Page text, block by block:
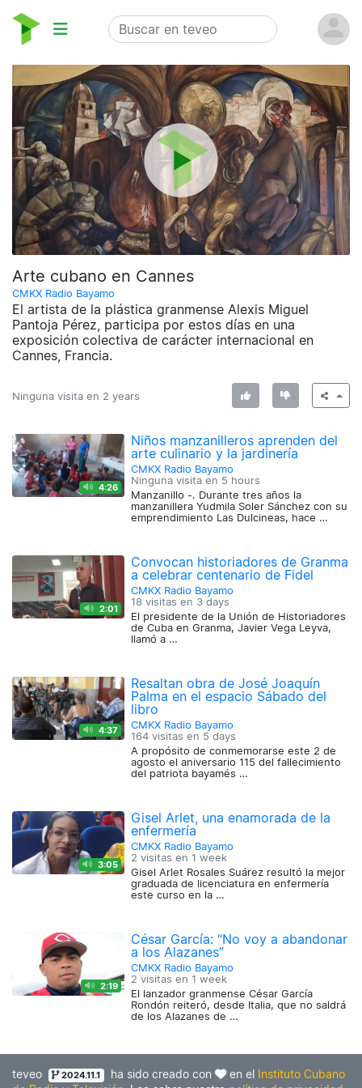
Arte cubano en Cannes
CMKX Radio Bayamo
El artista de la plástica granmense Alexis Miguel
Pantoja Pérez, participa por estos días en una
exposición colectiva de carácter internacional en
Cannes, Francia.
Ninguna visita en 2 years
4:26
Niños manzanilleros aprenden del
arte culinario y la jardinería
CMKX Radio Bayamo
Ninguna visita en 5 hours
Manzanillo -. Durante tres años la
manzanillera Yudmila Soler Sánchez con su
emprendimiento Las Dulcineas, hace …
2:01
Convocan historiadores de Granma
a celebrar centenario de Fidel
CMKX Radio Bayamo
18 visitas en 3 days
El presidente de la Unión de Historiadores
de Cuba en Granma, Javier Vega Leyva,
llamó a …
4:37
Resaltan obra de José Joaquín
Palma en el espacio Sábado del
libro
CMKX Radio Bayamo
164 visitas en 5 days
A propósito de conmemorarse este 2 de
agosto el aniversario 115 del fallecimiento
del patriota bayamés …
3:05
Gisel Arlet, una enamorada de la
enfermería
CMKX Radio Bayamo
2 visitas en 1 week
Gisel Arlet Rosales Suárez resultó la mejor
graduada de licenciatura en enfermería
este curso en la …
2:19
César García: “No voy a abandonar
a los Alazanes”
CMKX Radio Bayamo
2 visitas en 1 week
El lanzador granmense César García
Rondón reiteró, desde Italia, que no saldrá
de los Alazanes de …
teveo 2024.11.1 ha sido creado con en el Instituto Cubano